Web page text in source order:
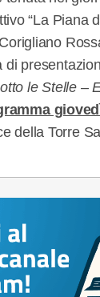
“La Piana
di
le Stelle –
della Torre